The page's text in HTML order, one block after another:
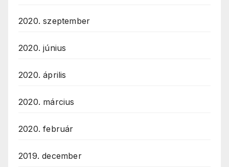
2020. szeptember
2020. június
2020. április
2020. március
2020. február
2019. december